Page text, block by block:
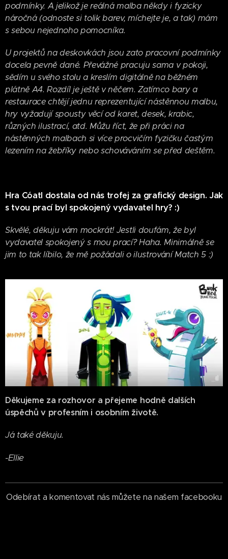
podmínky. A jelikož je reálná malba někdy i fyzicky
náročná (odnoste si tolik barev, míchejte je, a tak) mám
s sebou nejednoho pomocníka.
U projektů na deskovkách jsou zato pracovní podmínky
docela pevně dané. Převážné pracuju sama v pokoji,
sědím u svého stolu a kreslím digitálně na běžném
plátně A4. Rozdíl je ještě v něčem. Zatímco bary a
restaurace chtějí jednu reprezentující nástěnnou malbu,
hry vyžadují spousty věcí od karet, desek, krabic,
různých ilustrací, atd. Můžu říct, že při práci na
nástěnných malbach si více procvičím fyzičku častým
lezením na žebříky nebo schováváním se před deštěm.
Hra Cóatl dostala od nás trofej za grafický design. Jak
s tvou prací byl spokojený vydavatel hry? :)
Skvělé, děkuju vám mockrát! Jestli doufám, že byl
vydavatel spokojený s mou prací? Haha. Minimálně se
jim to tak líbilo, že mě požádali o ilustrování Match 5 :)
Děkujeme za rozhovor a přejeme hodně dalších
úspěchů v profesním i osobním životě.
Já také děkuju.
-Ellie
Odebírat a komentovat nás můžete na našem facebooku